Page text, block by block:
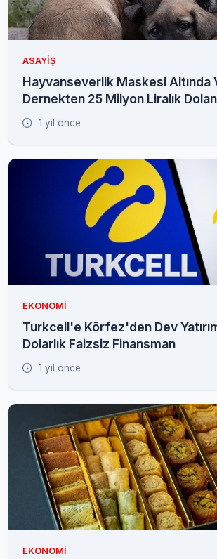
ASAYIŞ
Hayvanseverlik Maskesi Altında
Dernekten 25 Milyon Liralık
1 yıl önce
EKONOMI
Turkcell'e Körfez'den Dev
Dolarlık Faizsiz Finansman
1 yıl önce
EKONOMI